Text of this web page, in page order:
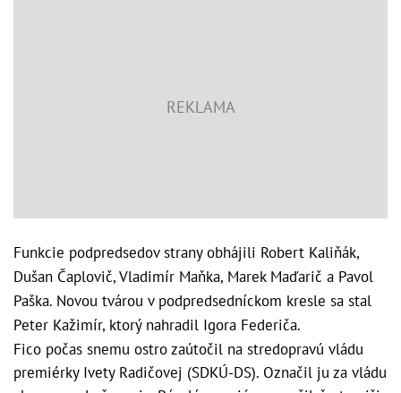
Funkcie podpredsedov strany obhájili Robert Kaliňák,
Dušan Čaplovič, Vladimír Maňka, Marek Maďarič a Pavol
Paška. Novou tvárou v podpredsedníckom kresle sa stal
Peter Kažimír, ktorý nahradil Igora Federiča.
Fico počas snemu ostro zaútočil na stredopravú vládu
premiérky Ivety Radičovej (SDKÚ-DS). Označil ju za vládu